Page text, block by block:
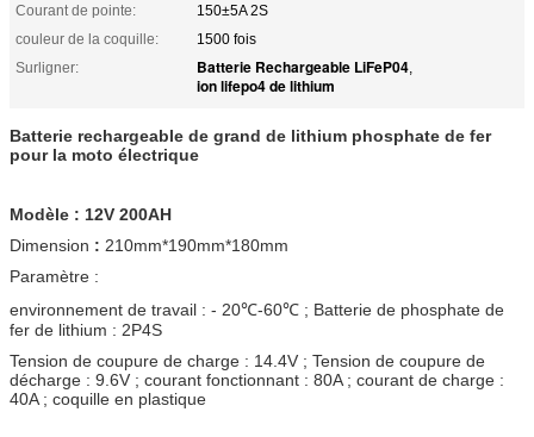
Courant de pointe:
150±5A 2S
couleur de la coquille:
1500 fois
Surligner:
Batterie Rechargeable LiFeP04,
ion lifepo4 de lithium
Batterie rechargeable de grand de lithium phosphate de fer
pour la moto électrique
Modèle : 12V 200AH
Dimension : 210mm*190mm*180mm
Paramètre :
environnement de travail : - 20℃-60℃ ; Batterie de phosphate de
fer de lithium : 2P4S
Tension de coupure de charge : 14.4V ; Tension de coupure de
décharge : 9.6V ; courant fonctionnant : 80A ; courant de charge :
40A ; coquille en plastique